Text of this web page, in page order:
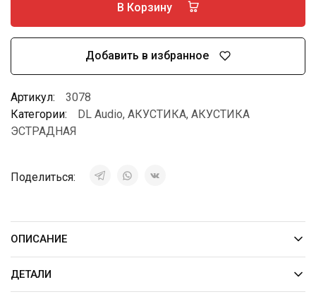
В Корзину
Добавить в избранное
Артикул:
3078
Категории:
DL Audio, АКУСТИКА, АКУСТИКА
ЭСТРАДНАЯ
Поделиться:
ОПИСАНИЕ
ДЕТАЛИ